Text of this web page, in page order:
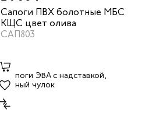
Сапоги ПВХ болотные МБС
КЩС цвет олива
САП803